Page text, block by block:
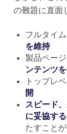
の難題に直面
フルタイ
を維持
製品ペー
ンテンツ
トップレ
開
スピード
に妥協する
たすこと